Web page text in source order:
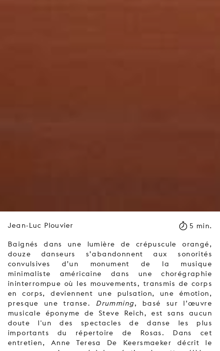
Jean-Luc Plouvier 5 min.
Baignés dans une lumière de crépuscule orangé,
douze danseurs s’abandonnent aux sonorités
convulsives d’un monument de la musique
minimaliste américaine dans une chorégraphie
ininterrompue où les mouvements, transmis de corps
en corps, deviennent une pulsation, une émotion,
presque une transe. Drumming, basé sur l’œuvre
musicale éponyme de Steve Reich, est sans aucun
doute l'un des spectacles de danse les plus
importants du répertoire de Rosas. Dans cet
entretien, Anne Teresa De Keersmaeker décrit le